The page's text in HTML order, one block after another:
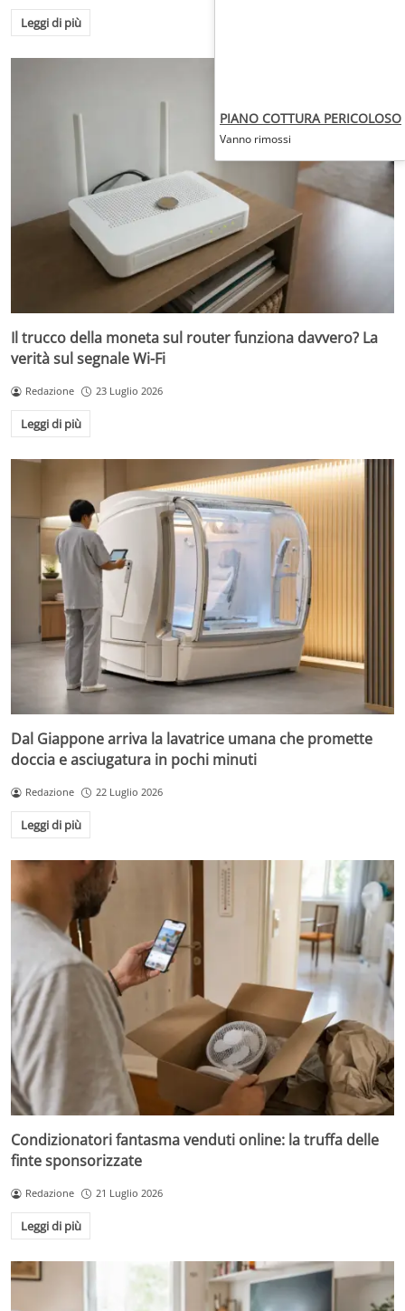
Leggi di più
Il trucco della moneta sul router funziona davvero? La
verità sul segnale Wi-Fi
Redazione 23 Luglio 2026
Leggi di più
Dal Giappone arriva la lavatrice umana che promette
doccia e asciugatura in pochi minuti
Redazione 22 Luglio 2026
Leggi di più
Condizionatori fantasma venduti online: la truffa delle
finte sponsorizzate
Redazione 21 Luglio 2026
Leggi di più
PIANO COTTURA PERICOLOSO
Vanno rimossi